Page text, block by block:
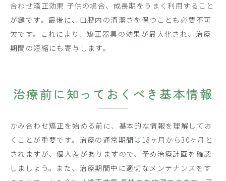
合わせ矯正効果 子供の場合、成長期をうまく利用すること
が鍵です。最後に、口腔内の清潔さを保つことも必要不可
欠です。これにより、矯正器具の効果が最大化され、治療
期間の短縮にも寄与します。
治療前に知っておくべき基本情報
かみ合わせ矯正を始める前に、基本的な情報を理解してお
くことが重要です。治療の通常期間は18ヶ月から30ヶ月と
されますが、個人差がありますので、予め治療計画を確認
しましょう。また、治療期間中に適切なメンテナンスをす